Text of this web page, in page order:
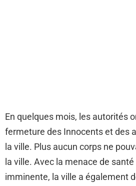
En quelques mois, les autorités
fermeture des Innocents et des
la ville. Plus aucun corps ne
la ville. Avec la menace de
imminente, la ville a également